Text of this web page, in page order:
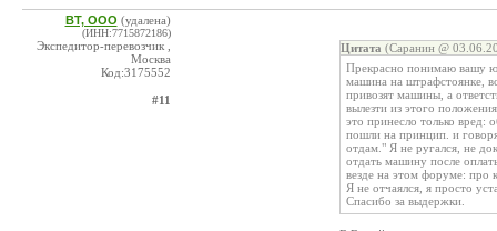
ВТ, ООО (удалена)
(ИНН:7715872186)
Экспедитор-перевозчик ,
Москва
Код:3175552
#11
Цитата (Саранин @
Прекрасно понимаю вашу
машина на штрафстоянке,
привозят машины, а
вылезти из этого
это принесло только вред:
пошли на принцип. и
отдам." Я не ругался, не
отдать машину после
везде на этом форуме: про
Я не отчаялся, я просто
Спасибо за выдержки.